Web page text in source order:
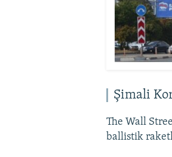
Şimali
The Wall
ballistik